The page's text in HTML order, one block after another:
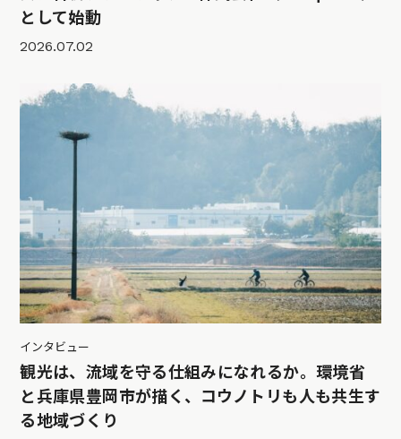
として始動
2026.07.02
インタビュー
観光は、流域を守る仕組みになれるか。環境省
と兵庫県豊岡市が描く、コウノトリも人も共生す
る地域づくり